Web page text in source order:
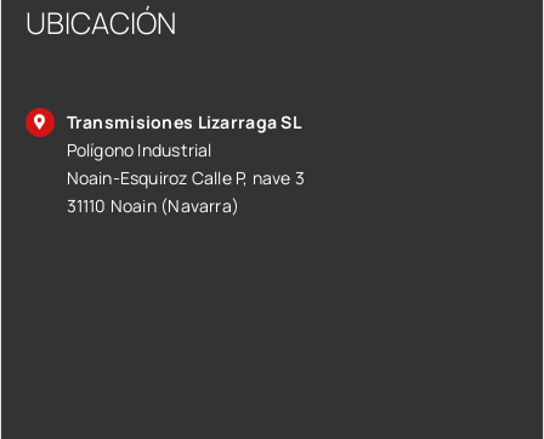
UBICACIÓN
Transmisiones Lizarraga SL
Polígono Industrial
Noain-Esquiroz Calle P, nave 3
31110 Noain (Navarra)